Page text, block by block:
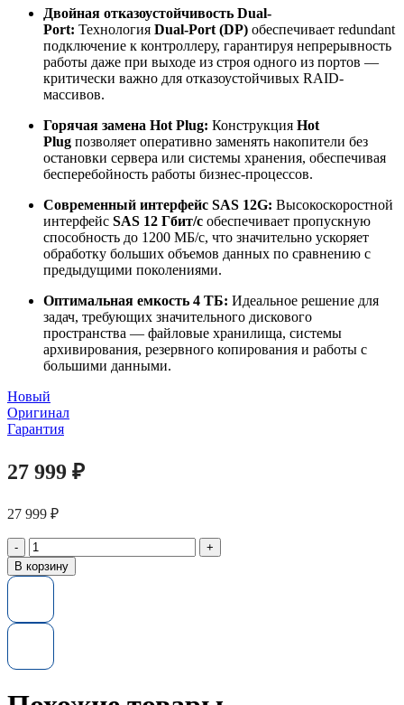
Двойная отказоустойчивость Dual-
Port: Технология Dual-Port (DP) обеспечивает redundant
подключение к контроллеру, гарантируя непрерывность
работы даже при выходе из строя одного из портов —
критически важно для отказоустойчивых RAID-
массивов.
Горячая замена Hot Plug: Конструкция Hot
Plug позволяет оперативно заменять накопители без
остановки сервера или системы хранения, обеспечивая
бесперебойность работы бизнес-процессов.
Современный интерфейс SAS 12G: Высокоскоростной
интерфейс SAS 12 Гбит/с обеспечивает пропускную
способность до 1200 МБ/с, что значительно ускоряет
обработку больших объемов данных по сравнению с
предыдущими поколениями.
Оптимальная емкость 4 ТБ: Идеальное решение для
задач, требующих значительного дискового
пространства — файловые хранилища, системы
архивирования, резервного копирования и работы с
большими данными.
Новый
Оригинал
Гарантия
27 999 ₽
27 999 ₽
Количество
товара
Жесткий
HP
in(LFF)
В корзину